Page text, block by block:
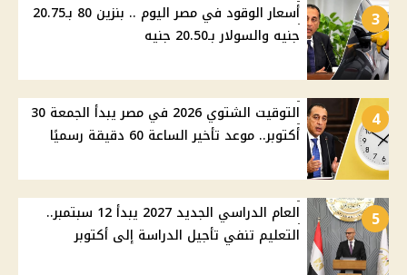
3
أسعار الوقود في مصر اليوم .. بنزين 80 بـ20.75
جنيه والسولار بـ20.50 جنيه
4
التوقيت الشتوي 2026 في مصر يبدأ الجمعة 30
أكتوبر.. موعد تأخير الساعة 60 دقيقة رسميًا
5
العام الدراسي الجديد 2027 يبدأ 12 سبتمبر..
التعليم تنفي تأجيل الدراسة إلى أكتوبر